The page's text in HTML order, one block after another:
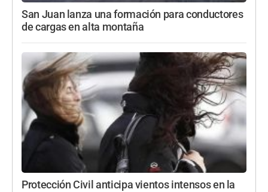
San Juan lanza una formación para conductores
de cargas en alta montaña
Protección Civil anticipa vientos intensos en la